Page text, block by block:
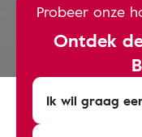
Probeer onze
Ontdek
Ik wil graag